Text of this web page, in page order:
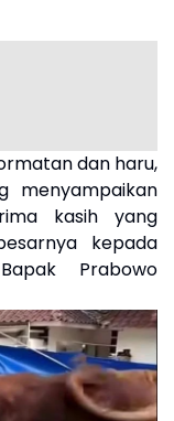
dan haru,
menyampaikan
kasih yang
kepada
Prabowo